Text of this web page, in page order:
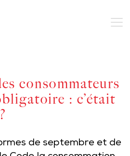
consommateurs
: c’était
de septembre et de